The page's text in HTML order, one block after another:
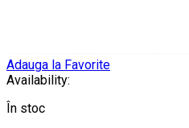
Adauga la Favorite
Availability:
În stoc